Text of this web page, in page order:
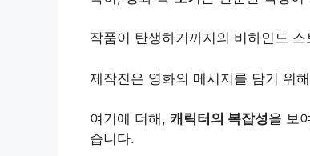
작품이 탄생하기까지의 비하인드
제작진은 영화의 메시지를 담기 위
여기에 더해, 캐릭터의 복잡성을 보
습니다.